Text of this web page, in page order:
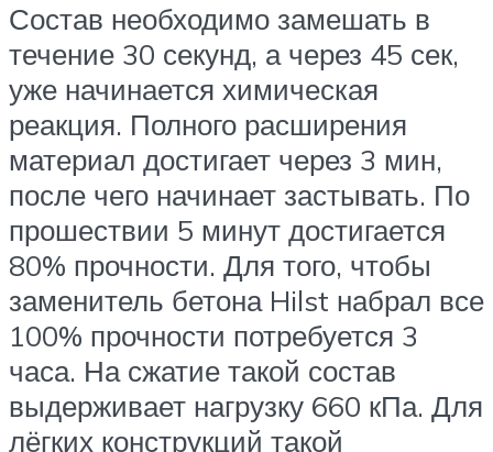
Состав необходимо замешать в
течение 30 секунд, а через 45 сек,
уже начинается химическая
реакция. Полного расширения
материал достигает через 3 мин,
после чего начинает застывать. По
прошествии 5 минут достигается
80% прочности. Для того, чтобы
заменитель бетона Hilst набрал все
100% прочности потребуется 3
часа. На сжатие такой состав
выдерживает нагрузку 660 кПа. Для
лёгких конструкций такой